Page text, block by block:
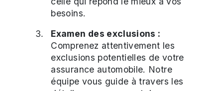
besoins.
Examen des exclusions :
Comprenez attentivement les
exclusions potentielles de votre
assurance automobile. Notre
équipe vous guide à travers les